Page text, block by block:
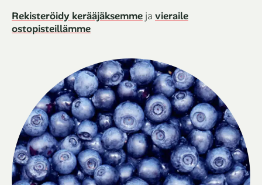
Rekisteröidy kerääjäksemme ja vieraile
ostopisteillämme